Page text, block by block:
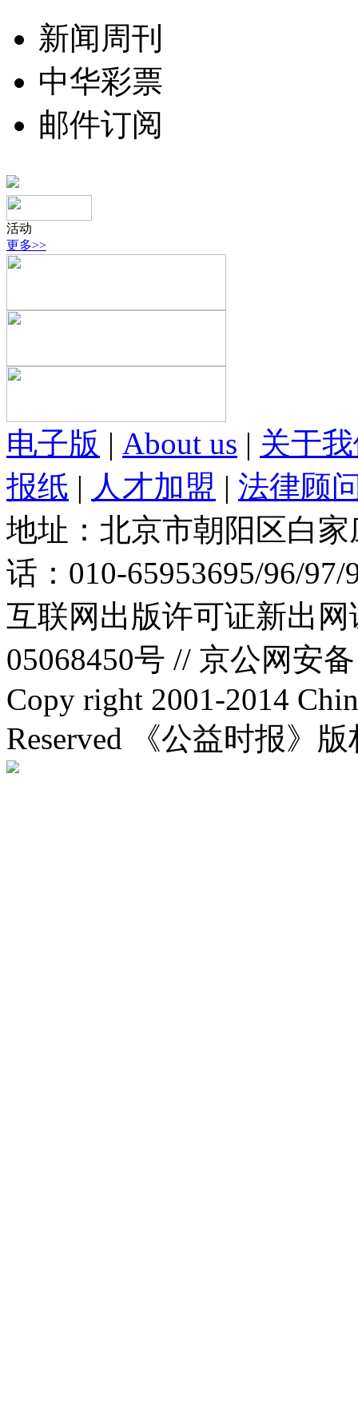
新闻周刊
中华彩票
邮件订阅
活动
更多>>
电子版 | About us | 关于
报纸 | 人才加盟 | 法律顾
地址：北京市朝阳区白
话：010-65953695/96/
互联网出版许可证新出
05068450号 // 京公网安
Copy right 2001-2014
Reserved 《公益时报》